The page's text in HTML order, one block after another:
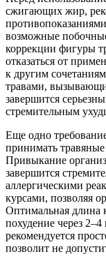
сжигающих жир,
возможные
коррекции фигуры
отказаться от
к другим
травами,
завершится
стремительным
Еще одно
принимать
Привыкание
завершится
аллергическими
курсами, позволяя
Оптимальная длина
похудение через
рекомендуется
позволит не